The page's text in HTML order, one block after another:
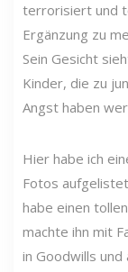
terrorisiert und
Ergänzung zu
Sein Gesicht
Kinder, die zu
Angst haben
Hier habe ich
Fotos
habe einen
machte ihn mit
in Goodwills und